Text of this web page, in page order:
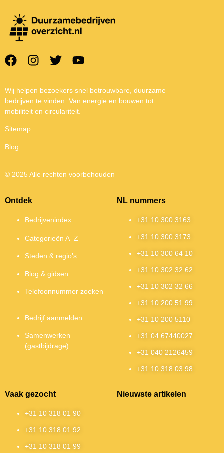
Wij helpen bezoekers snel betrouwbare, duurzame
bedrijven te vinden. Van energie en bouwen tot
mobiliteit en circulariteit.
Sitemap
Blog
© 2025 Alle rechten voorbehouden
Ontdek
Bedrijvenindex
Categorieën A–Z
Steden & regio’s
Blog & gidsen
Telefoonnummer zoeken
Bedrijf aanmelden
Samenwerken
(gastbijdrage)
NL nummers
+31 10 300 3163
+31 10 300 3173
+31 10 300 64 10
+31 10 302 32 62
+31 10 302 32 66
+31 10 200 51 99
+31 10 200 5110
+31 04 67440027
+31 040 2126459
+31 10 318 03 98
Vaak gezocht
+31 10 318 01 90
+31 10 318 01 92
+31 10 318 01 99
Nieuwste artikelen